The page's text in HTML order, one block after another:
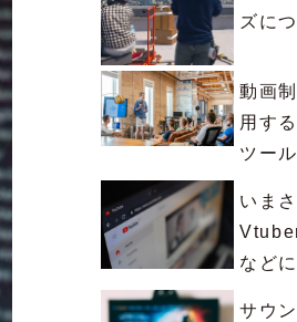
ズに
動画
用す
ツー
いま
など
サウ